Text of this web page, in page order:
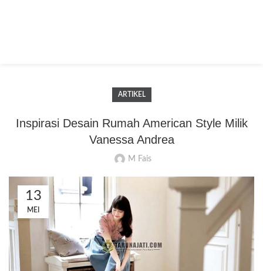
ARTIKEL
Inspirasi Desain Rumah American Style Milik
Vanessa Andrea
M Fais
13
MEI